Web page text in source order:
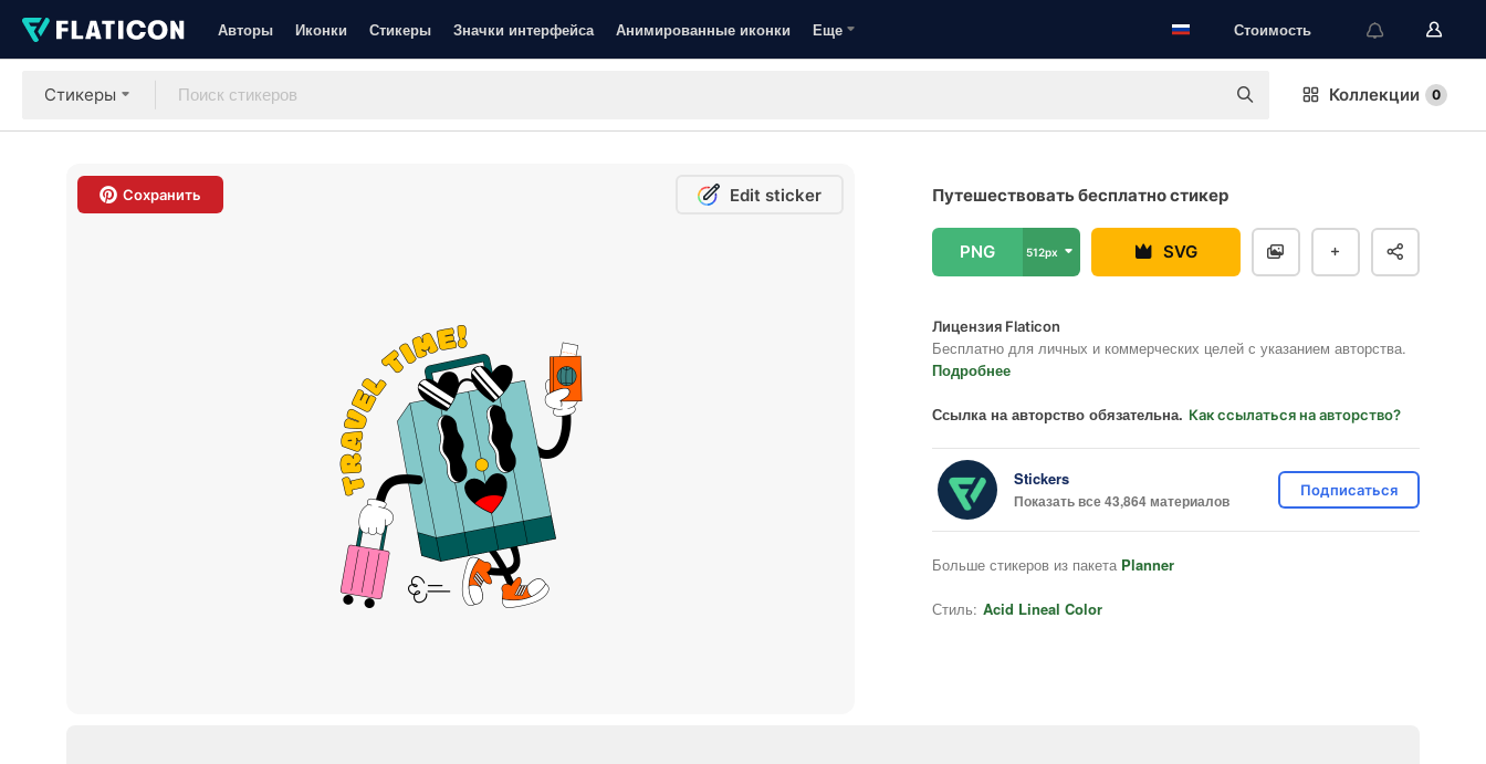
Авторы Иконки Стикеры Значки интерфейса Анимированные иконки Еще Стоимость
Стикеры Коллекции 0
Сохранить Edit sticker Путешествовать бесплатно стикер
PNG 512px SVG
Лицензия Flaticon
Бесплатно для личных и коммерческих целей с указанием авторства.
Подробнее
Ссылка на авторство обязательна. Как ссылаться на авторство?
Stickers
Показать все 43,864 материалов
Подписаться
Больше стикеров из пакета Planner
Стиль: Acid Lineal Color